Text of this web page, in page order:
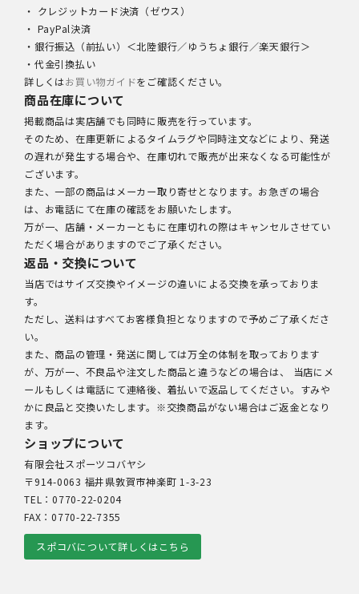
・ クレジットカード決済（ゼウス）
・ PayPal決済
・銀行振込（前払い）＜北陸銀行／ゆうちょ銀行／楽天銀行＞
・代金引換払い
詳しくはお買い物ガイドをご確認ください。
商品在庫について
掲載商品は実店舗でも同時に販売を行っています。
そのため、在庫更新によるタイムラグや同時注文などにより、発送
の遅れが発生する場合や、在庫切れで販売が出来なくなる可能性が
ございます。
また、一部の商品はメーカー取り寄せとなります。お急ぎの場合
は、お電話にて在庫の確認をお願いたします。
万が一、店舗・メーカーともに在庫切れの際はキャンセルさせてい
ただく場合がありますのでご了承ください。
返品・交換について
当店ではサイズ交換やイメージの違いによる交換を承っておりま
す。
ただし、送料はすべてお客様負担となりますので予めご了承くださ
い。
また、商品の管理・発送に関しては万全の体制を取っております
が、万が一、不良品や注文した商品と違うなどの場合は、 当店にメ
ールもしくは電話にて連絡後、着払いで返品してください。すみや
かに良品と交換いたします。※交換商品がない場合はご返金となり
ます。
ショップについて
有限会社スポーツコバヤシ
〒914-0063 福井県敦賀市神楽町 1-3-23
TEL：0770-22-0204
FAX：0770-22-7355
スポコバについて詳しくはこちら